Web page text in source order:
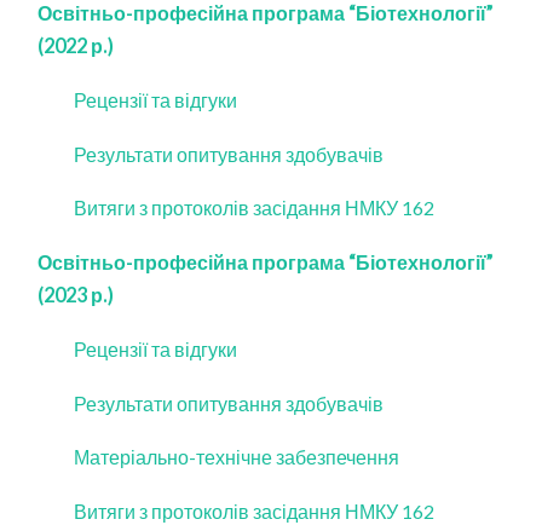
Освітньо-професійна програма “Біотехнології”
(2022 р.)
Рецензії та відгуки
Результати опитування здобувачів
Витяги з протоколів засідання НМКУ 162
Освітньо-професійна програма “Біотехнології”
(2023 р.)
Рецензії та відгуки
Результати опитування здобувачів
Матеріально-технічне забезпечення
Витяги з протоколів засідання НМКУ 162